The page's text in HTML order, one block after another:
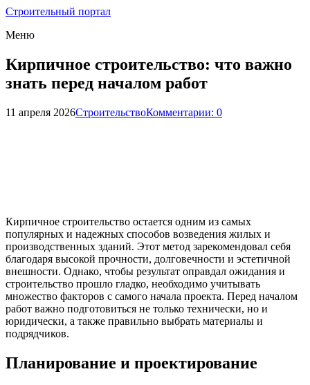
Строительный портал
Меню
Кирпичное строительство: что важно
знать перед началом работ
11 апреля 2026СтроительствоКомментарии: 0
Кирпичное строительство остается одним из самых
популярных и надежных способов возведения жилых и
производственных зданий. Этот метод зарекомендовал себя
благодаря высокой прочности, долговечности и эстетичной
внешности. Однако, чтобы результат оправдал ожидания и
строительство прошло гладко, необходимо учитывать
множество факторов с самого начала проекта. Перед началом
работ важно подготовиться не только технически, но и
юридически, а также правильно выбрать материалы и
подрядчиков.
Планирование и проектирование